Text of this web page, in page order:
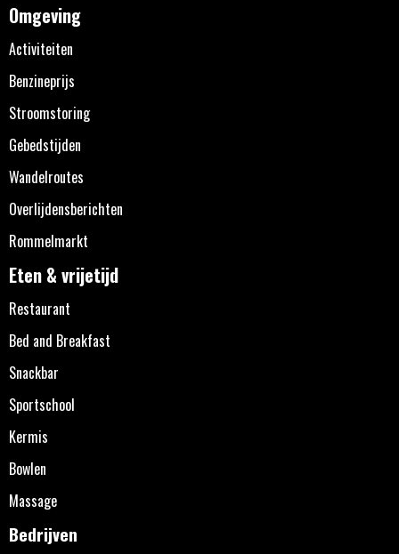
Omgeving
Activiteiten
Benzineprijs
Stroomstoring
Gebedstijden
Wandelroutes
Overlijdensberichten
Rommelmarkt
Eten & vrijetijd
Restaurant
Bed and Breakfast
Snackbar
Sportschool
Kermis
Bowlen
Massage
Bedrijven